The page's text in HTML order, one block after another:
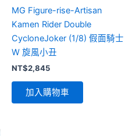
MG Figure-rise-Artisan
Kamen Rider Double
CycloneJoker (1/8) 假面騎士
W 旋風小丑
NT$2,845
加入購物車